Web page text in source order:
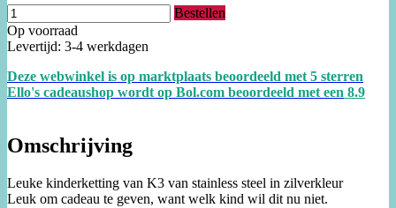
Bestellen
Op voorraad
Levertijd: 3-4 werkdagen
Deze webwinkel is op marktplaats beoordeeld met 5 sterren
Ello's cadeaushop wordt op Bol.com beoordeeld met een 8.9
Omschrijving
Leuke kinderketting van K3 van stainless steel in zilverkleur
Leuk om cadeau te geven, want welk kind wil dit nu niet.